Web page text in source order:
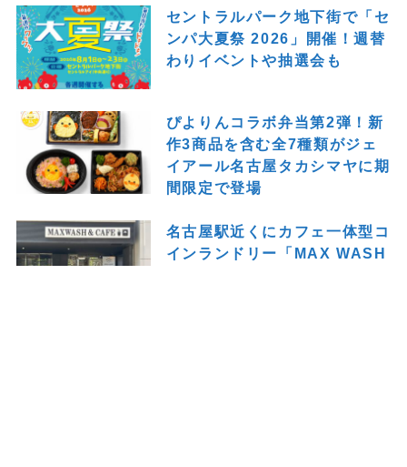
セントラルパーク地下街で「セ
ンパ大夏祭 2026」開催！週替
わりイベントや抽選会も
ぴよりんコラボ弁当第2弾！新
作3商品を含む全7種類がジェ
イアール名古屋タカシマヤに期
間限定で登場
名古屋駅近くにカフェ一体型コ
インランドリー「MAX WASH